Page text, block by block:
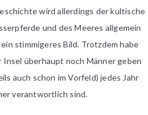
wird allerdings der kultische
und des Meeres allgemein
stimmigeres Bild. Trotzdem habe
überhaupt noch Männer geben
auch schon im Vorfeld) jedes Jahr
verantwortlich sind.